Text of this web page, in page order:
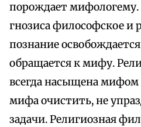
порождает мифологему.
гнозиса философское и
познание
обращается к мифу.
всегда насыщена мифом
мифа очистить, не
задачи. Религиозная